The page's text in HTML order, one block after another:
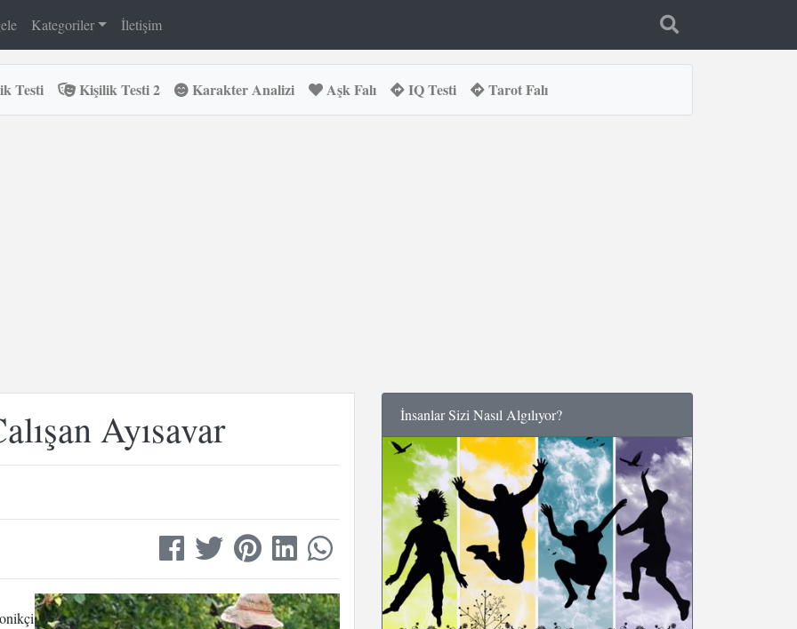
Kategoriler İletişim
Testi Kişilik Testi 2 Karakter Analizi Aşk Falı IQ Testi Tarot Falı
Ayısavar İnsanlar Sizi Nasıl Algılıyor?